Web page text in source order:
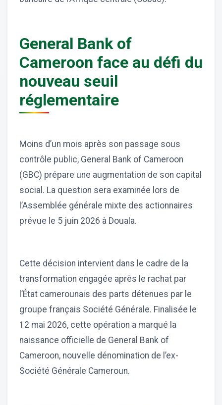
General Bank of
Cameroon face au défi du
nouveau seuil
réglementaire
Moins d’un mois après son passage sous
contrôle public, General Bank of Cameroon
(GBC) prépare une augmentation de son capital
social. La question sera examinée lors de
l’Assemblée générale mixte des actionnaires
prévue le 5 juin 2026 à Douala.
Cette décision intervient dans le cadre de la
transformation engagée après le rachat par
l’État camerounais des parts détenues par le
groupe français Société Générale. Finalisée le
12 mai 2026, cette opération a marqué la
naissance officielle de General Bank of
Cameroon, nouvelle dénomination de l’ex-
Société Générale Cameroun.